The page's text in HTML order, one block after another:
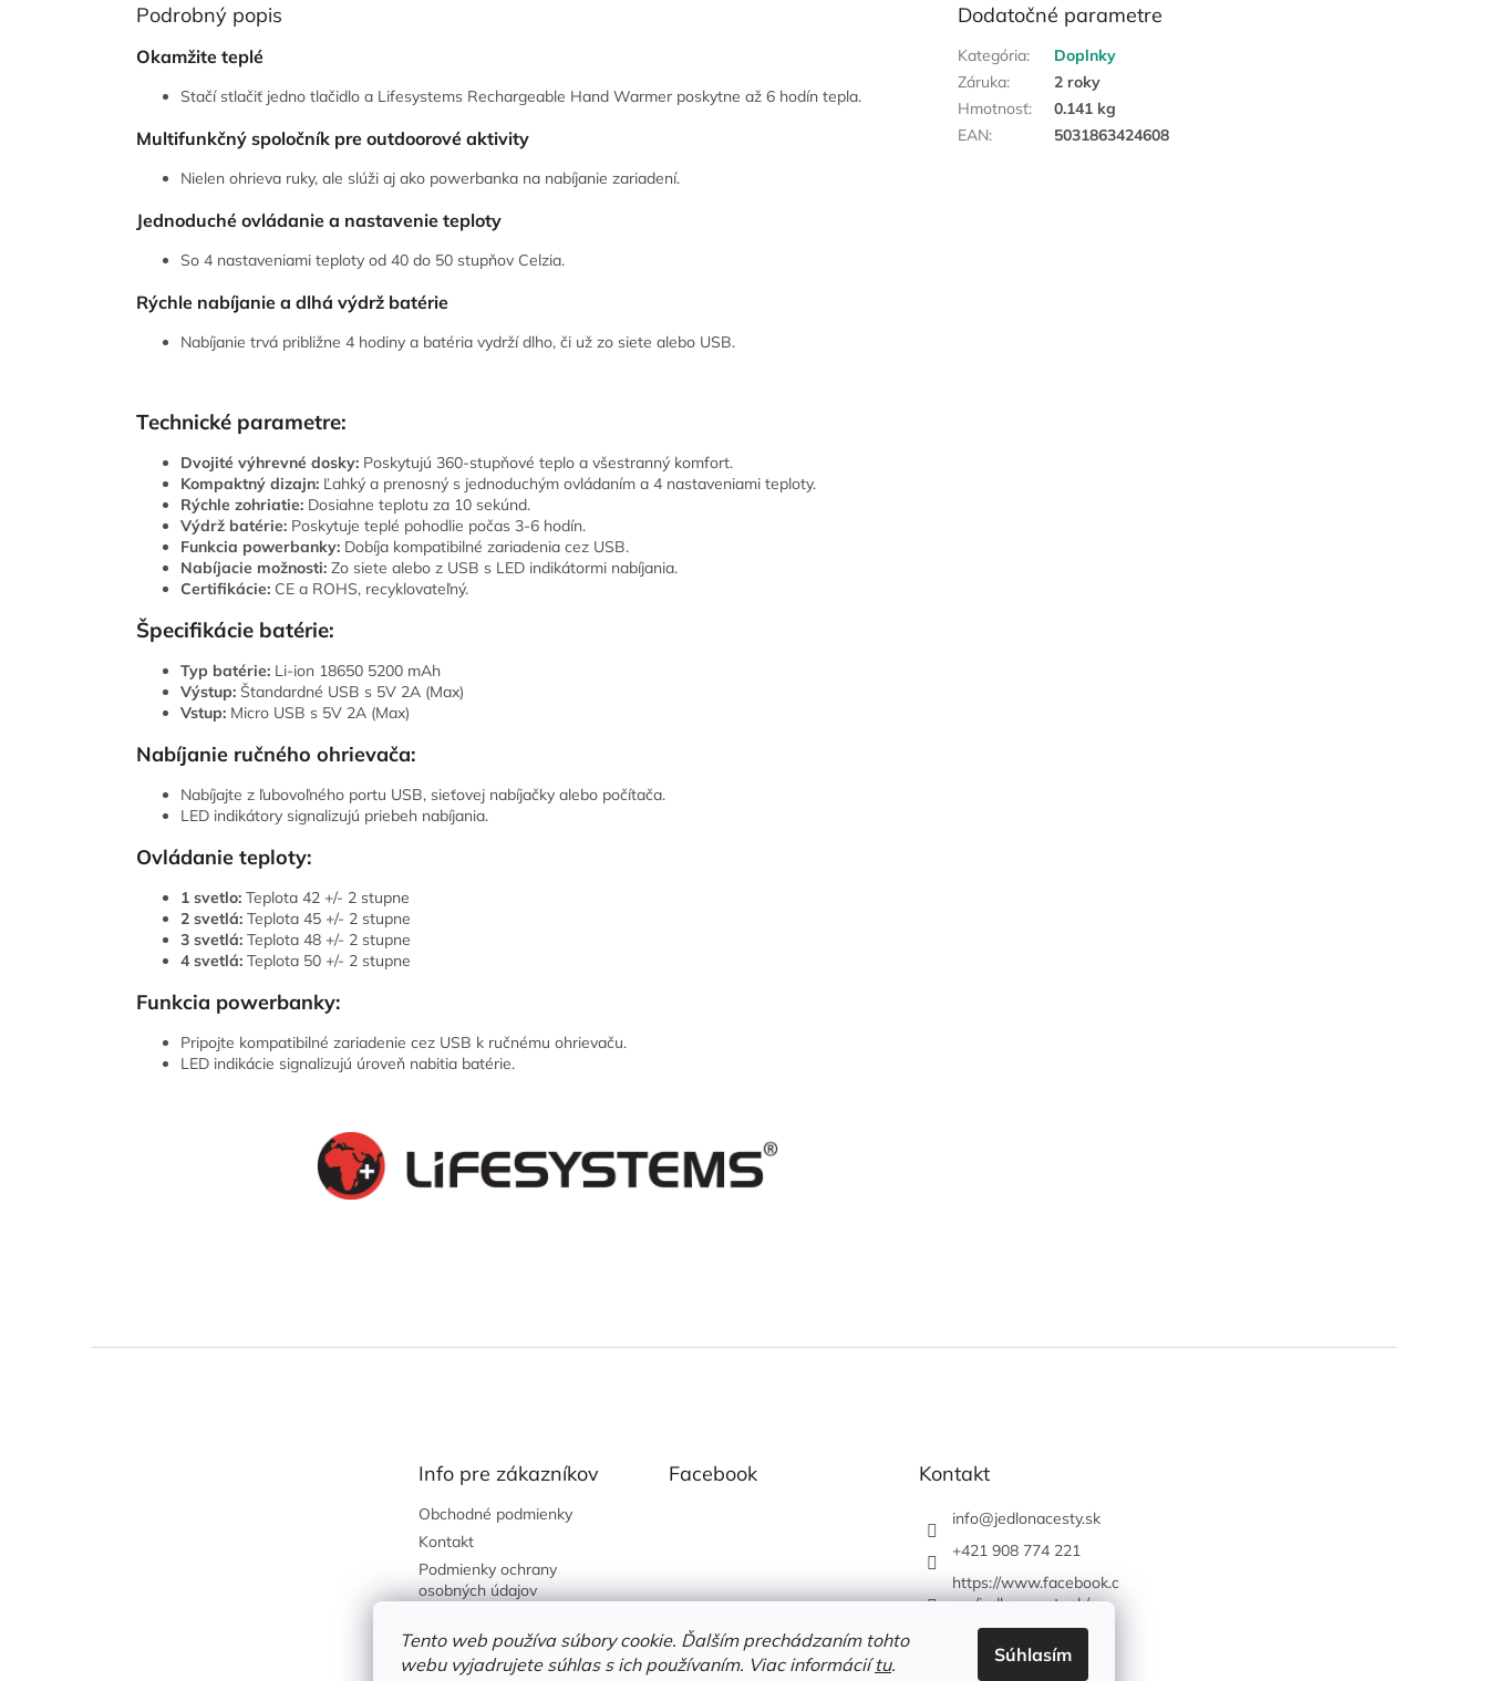
Tento web používa súbory cookie. Ďalším prechádzaním tohto
webu vyjadrujete súhlas s ich používaním. Viac informáciítu. Súhlasím
Podrobný popis
Okamžite teplé
Stačí stlačiť jedno tlačidlo a Lifesystems Rechargeable Hand Warmer poskytne až 6 hodín tepla.
Multifunkčný spoločník pre outdoorové aktivity
Nielen ohrieva ruky, ale slúži aj ako powerbanka na nabíjanie zariadení.
Jednoduché ovládanie a nastavenie teploty
So 4 nastaveniami teploty od 40 do 50 stupňov Celzia.
Rýchle nabíjanie a dlhá výdrž batérie
Nabíjanie trvá približne 4 hodiny a batéria vydrží dlho, či už zo siete alebo USB.
Technické parametre:
Dvojité výhrevné dosky: Poskytujú 360-stupňové teplo a všestranný komfort.
Kompaktný dizajn: Ľahký a prenosný s jednoduchým ovládaním a 4 nastaveniami teploty.
Rýchle zohriatie: Dosiahne teplotu za 10 sekúnd.
Výdrž batérie: Poskytuje teplé pohodlie počas 3-6 hodín.
Funkcia powerbanky: Dobíja kompatibilné zariadenia cez USB.
Nabíjacie možnosti: Zo siete alebo z USB s LED indikátormi nabíjania.
Certifikácie: CE a ROHS, recyklovateľný.
Špecifikácie batérie:
Typ batérie: Li-ion 18650 5200 mAh
Výstup: Štandardné USB s 5V 2A (Max)
Vstup: Micro USB s 5V 2A (Max)
Nabíjanie ručného ohrievača:
Nabíjajte z ľubovoľného portu USB, sieťovej nabíjačky alebo počítača.
LED indikátory signalizujú priebeh nabíjania.
Ovládanie teploty:
1 svetlo: Teplota 42 +/- 2 stupne
2 svetlá: Teplota 45 +/- 2 stupne
3 svetlá: Teplota 48 +/- 2 stupne
4 svetlá: Teplota 50 +/- 2 stupne
Funkcia powerbanky:
Pripojte kompatibilné zariadenie cez USB k ručnému ohrievaču.
LED indikácie signalizujú úroveň nabitia batérie.
Dodatočné parametre
Kategória:
Doplnky
Záruka:
2 roky
Hmotnosť:
0.141 kg
EAN: 5031863424608
Info pre zákazníkov
Obchodné podmienky
Kontakt
Podmienky ochrany
osobných údajov
Požičovňa
Facebook Kontakt
info@jedlonacesty.sk
+421 908 774 221
https://www.facebook.c
om/jedlonacesty.sk/